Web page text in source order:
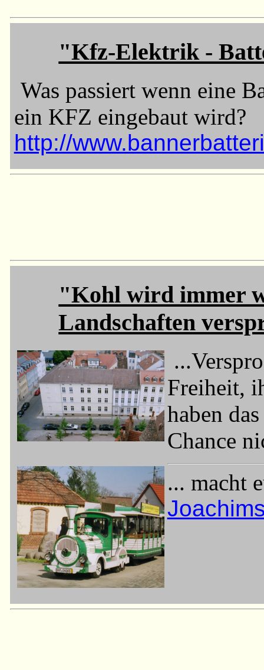
"Kfz-Elektrik -
Was passiert wenn eine
ein KFZ eingebaut wird?
http://
"Kohl wird immer
Landschaften
Freiheit,
haben
Chance
... macht